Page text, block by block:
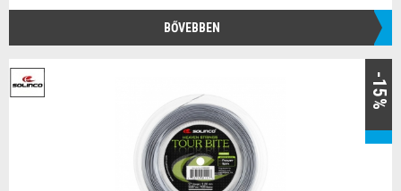
BŐVEBBEN
-15%